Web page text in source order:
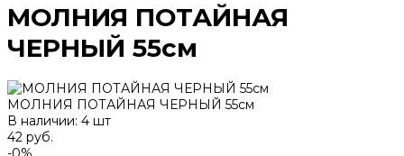
МОЛНИЯ ПОТАЙНАЯ
ЧЕРНЫЙ 55см
МОЛНИЯ ПОТАЙНАЯ ЧЕРНЫЙ 55см
В наличии: 4 шт
42 руб.